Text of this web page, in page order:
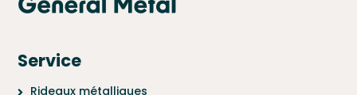
Service
Rideaux métalliques